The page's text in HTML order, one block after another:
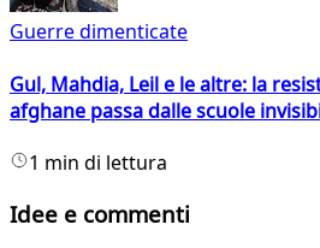
Guerre dimenticate
Gul, Mahdia, Leil e le altre: la
afghane passa dalle scuole
1 min di lettura
Idee e commenti